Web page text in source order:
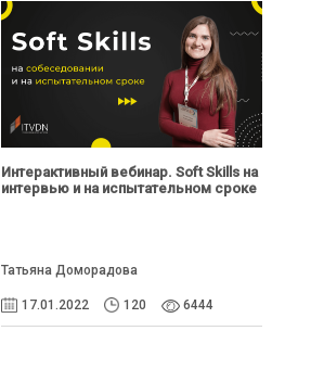
Интерактивный вебинар. Soft Skills на
интервью и на испытательном сроке
Татьяна Доморадова
17.01.2022 120 6444